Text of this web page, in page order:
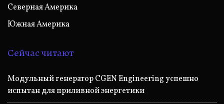
Северная Америка
Южная Америка
Сейчас читают
Модульный генератор CGEN Engineering успешно
испытан для приливной энергетики